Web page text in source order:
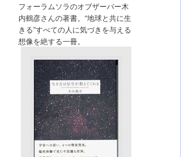
フォーラムソラのオブザーバー木
内鶴彦さんの著書。“地球と共に生
きる”すべての人に気づきを与える
想像を絶する一冊。